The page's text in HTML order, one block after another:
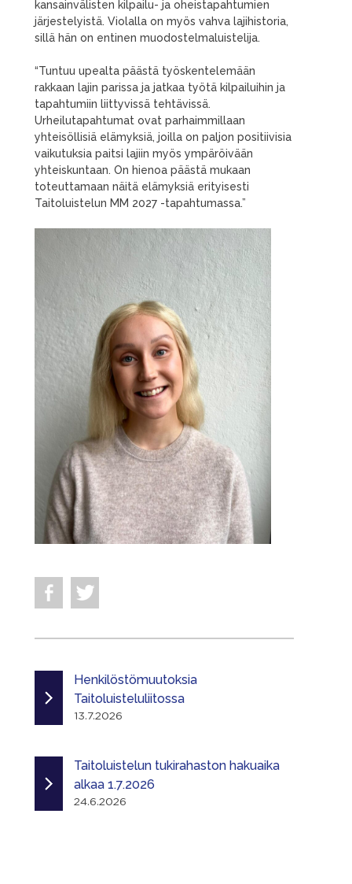
kansainvälisten kilpailu- ja oheistapahtumien
järjestelyistä. Violalla on myös vahva lajihistoria,
sillä hän on entinen muodostelmaluistelija.
“Tuntuu upealta päästä työskentelemään
rakkaan lajin parissa ja jatkaa työtä kilpailuihin ja
tapahtumiin liittyvissä tehtävissä.
Urheilutapahtumat ovat parhaimmillaan
yhteisöllisiä elämyksiä, joilla on paljon positiivisia
vaikutuksia paitsi lajiin myös ympäröivään
yhteiskuntaan. On hienoa päästä mukaan
toteuttamaan näitä elämyksiä erityisesti
Taitoluistelun MM 2027 -tapahtumassa.”
Henkilöstömuutoksia
Taitoluisteluliitossa
13.7.2026
Taitoluistelun tukirahaston hakuaika
alkaa 1.7.2026
24.6.2026